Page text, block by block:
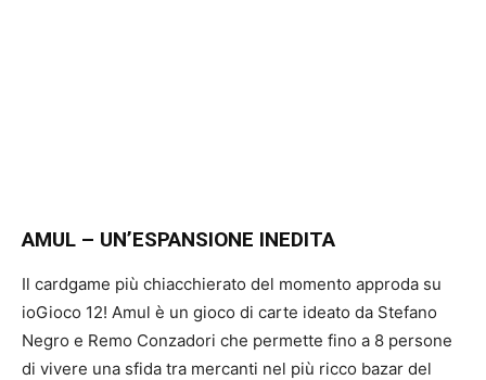
AMUL – UN’ESPANSIONE INEDITA
Il cardgame più chiacchierato del momento approda su
ioGioco 12! Amul è un gioco di carte ideato da Stefano
Negro e Remo Conzadori che permette fino a 8 persone
di vivere una sfida tra mercanti nel più ricco bazar del